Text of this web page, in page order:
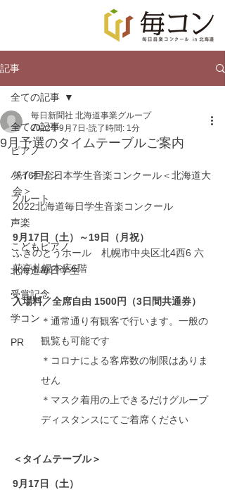
記事
全ての記事
ピアノ
バイオリン
フルート
声楽
こどもピアノ
北海道毎日学生
受賞記念
学コン
PR
全ての記事
9月予選のタイムテーブルご案内
毎日新聞社 北海道事業グループ
2022年9月7日 読了時間: 1分
第76回全日本学生音楽コンクール＜北海道大
会＞
2022北海道毎日学生音楽コンクール
9月17日（土）～19日（月祝）
ふきのとうホール　札幌市中央区北4西6 六
花亭札幌本店6階
入場料／全席自由 1500円（3日間共通券）
＊通常通り有観客で行います。一般の
観覧も可能です
＊コロナによる客席数の制限はありま
せん
＊マスク着用の上できるだけグループ
ディスタンスにてご着席ください
＜タイムテーブル＞
9月17日（土）